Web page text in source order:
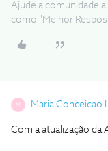
Ajude a comunidade
como "Melhor
M Maria Conceicao
Com a atualização da